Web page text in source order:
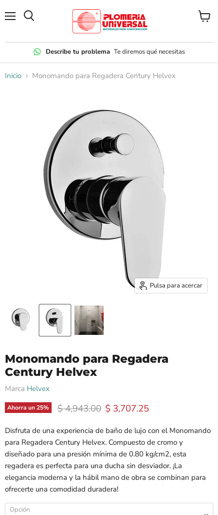
Describe tu problema Te diremos qué necesitas
Ver
Inicio Monomando para Regadera Century Helvex
Pulsa para acercar
Monomando para Regadera
Century Helvex
Marca Helvex
Ahorra un25% Precio original
$ 4,943.00 Precio actual
$ 3,707.25
Disfruta de una experiencia de baño de lujo con el Monomando
para Regadera Century Helvex. Compuesto de cromo y
diseñado para una presión mínima de 0.80 kg/cm2, esta
regadera es perfecta para una ducha sin desviador. ¡La
elegancia moderna y la hábil mano de obra se combinan para
ofrecerte una comodidad duradera!
Opción